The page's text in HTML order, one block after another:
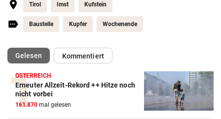
Tirol Imst Kufstein
Baustelle Kupfer Wochenende
Gelesen(ausgewählt)Kommentiert
ÖSTERREICH
Erneuter Allzeit-Rekord ++ Hitze noch
nicht vorbei
161.870 mal gelesen